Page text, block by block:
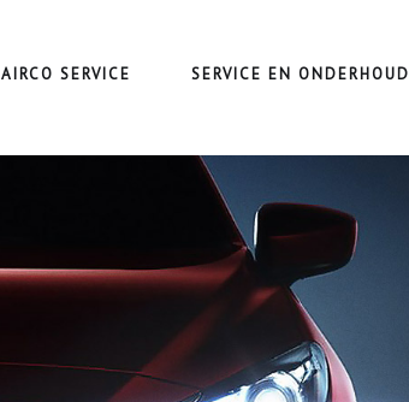
AIRCO SERVICE SERVICE EN ONDERHOUD